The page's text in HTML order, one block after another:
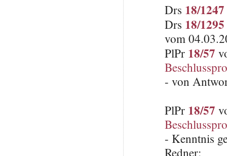
Drs 18/1247
Drs 18/1295
vom
PlPr 18/57
- von
PlPr 18/57
- Kenntnis
Redner: